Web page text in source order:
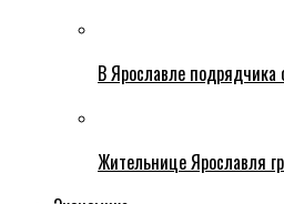
В Ярославле подрядчика
Жительнице Ярославля